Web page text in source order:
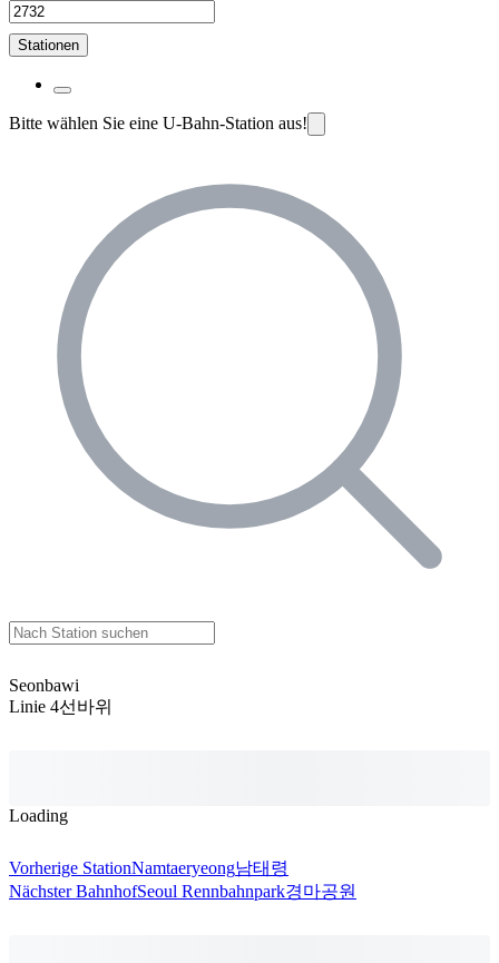
Stationen
Bitte wählen Sie eine U-Bahn-Station aus!
Seonbawi
Linie 4선바위
Loading
Vorherige StationNamtaeryeong남태령
Nächster BahnhofSeoul Rennbahnpark경마공원